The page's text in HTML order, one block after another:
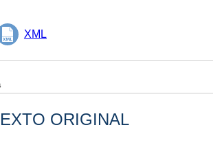
XML
ORIGINAL